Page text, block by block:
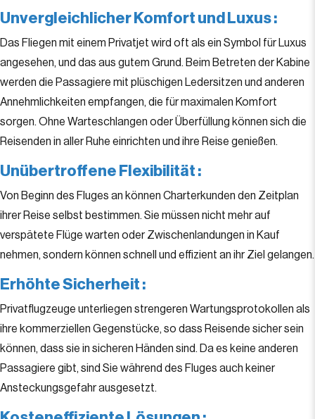
Unvergleichlicher Komfort und Luxus:
Das Fliegen mit einem Privatjet wird oft als ein Symbol für Luxus
angesehen, und das aus gutem Grund. Beim Betreten der Kabine
werden die Passagiere mit plüschigen Ledersitzen und anderen
Annehmlichkeiten empfangen, die für maximalen Komfort
sorgen. Ohne Warteschlangen oder Überfüllung können sich die
Reisenden in aller Ruhe einrichten und ihre Reise genießen.
Unübertroffene Flexibilität :
Von Beginn des Fluges an können Charterkunden den Zeitplan
ihrer Reise selbst bestimmen. Sie müssen nicht mehr auf
verspätete Flüge warten oder Zwischenlandungen in Kauf
nehmen, sondern können schnell und effizient an ihr Ziel gelangen.
Erhöhte Sicherheit :
Privatflugzeuge unterliegen strengeren Wartungsprotokollen als
ihre kommerziellen Gegenstücke, so dass Reisende sicher sein
können, dass sie in sicheren Händen sind. Da es keine anderen
Passagiere gibt, sind Sie während des Fluges auch keiner
Ansteckungsgefahr ausgesetzt.